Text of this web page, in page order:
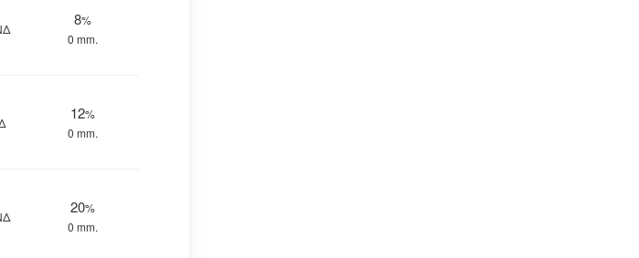
8%
0 mm.
12%
0 mm.
20%
0 mm.